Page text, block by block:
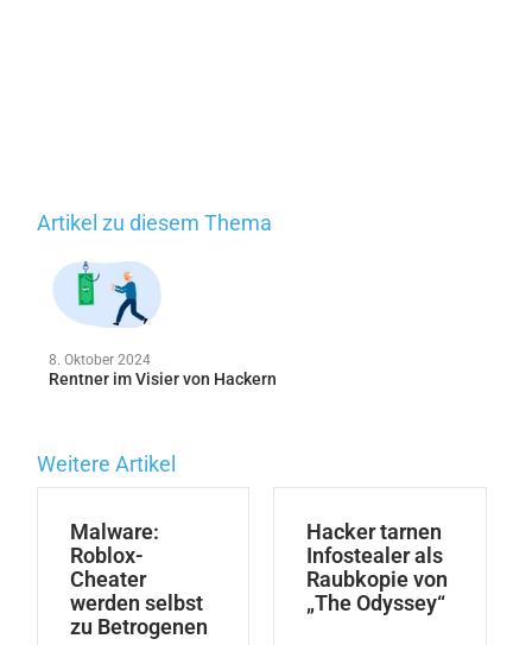
Artikel zu diesem Thema
8. Oktober 2024
Rentner im Visier von Hackern
Weitere Artikel
Malware:
Roblox-
Cheater
werden selbst
zu Betrogenen
Hacker tarnen
Infostealer als
Raubkopie von
„The Odyssey“